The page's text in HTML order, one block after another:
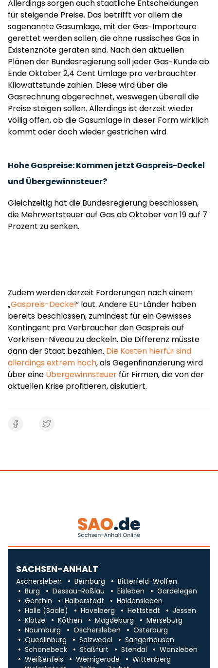
Allerdings sorgen auch staatliche Entscheidungen
für steigende Preise. Das betrifft vor allem die
sogenannte Gasumlage, mit der Gas-Importeure
gerettet werden sollen, die ohne russisches Gas in
Existenznöte geraten sind. Nach den aktuellen
Plänen der Bundesregierung soll jeder Gas-Kunde ab
Ende Oktober 2,4 Cent Umlage pro verbrauchter
Kilowattstunde zahlen. Diese wird über die
Gasrechnung abgerechnet, weswegen überall die
Preise steigen sollen. Allerdings ist derzeit wieder
völlig offen, ob die Gasumlage in dieser Form wirklich
kommt oder doch wieder gestrichen wird.
Hohe Gaspreise: Kommen jetzt Gaspreis-Deckel
und Übergewinnsteuer?
Gleichzeitig hat die Bundesregierung beschlossen,
die Mehrwertsteuer auf Gas ab Oktober von 19 auf 7
Prozent zu senken.
Zudem werden derzeit Forderungen nach einem
„Gaspreis-Deckel“ laut. Andere EU-Länder haben
bereits beschlossen, zumindest für ein Gewisses
Kontingent pro Verbraucher den Gaspreis auf
Vorkrisen-Niveau zu deckeln. Die Differenz müsste
dann der Staat bezahlen. Die Kosten hierfür sind
allerdings extrem hoch, als Gegenfinanzierung wird
über eine Übergewinnsteuer für Firmen, die von der
aktuellen Krise profitieren, diskutiert.
SACHSEN-ANHALT
Aschersleben Bernburg
Bitterfeld-Wolfen
Burg
Dessau-Roßlau Eisleben
Gardelegen
Genthin
Halberstadt
Haldensleben
Halle (Saale)
Havelberg Hettstedt
Jessen
Klötze
Köthen Magdeburg
Merseburg
Naumburg
Oschersleben
Osterburg
Quedlinburg
Salzwedel
Sangerhausen
Schönebeck
Staßfurt Stendal
Wanzleben
Weißenfels
Wernigerode
Wittenberg